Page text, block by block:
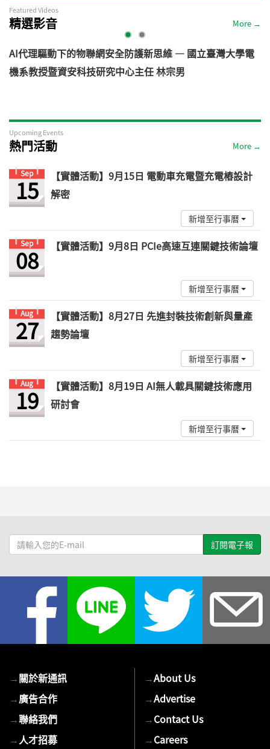
Featured Videos
精選影音 More →
AI代理驅動下的物聯網安全防護新思維 — 國立臺灣大學電
機系教授暨資安科技研究中心主任 林宗男
Upcoming Events
熱門活動 More →
Sep
15
【實體活動】9月15日 電動車充電暨充電樁設計
解密
新增至行事曆
Sep
08 【實體活動】9月8日 PCIe高速互連關鍵技術論壇
新增至行事曆
Aug
27
【實體活動】8月27日 先進封裝技術創新與量產
趨勢論壇
新增至行事曆
Aug
19
【實體活動】8月19日 AI無人載具關鍵技術應用
研討會
新增至行事曆
請
輸
→關於新通訊
→廣告合作
→聯絡我們
→人才招募
→About Us
→Advertise
→Contact Us
→Careers